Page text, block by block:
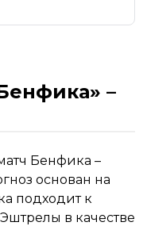
–
Бенфика –
основан на
подходит к
в качестве